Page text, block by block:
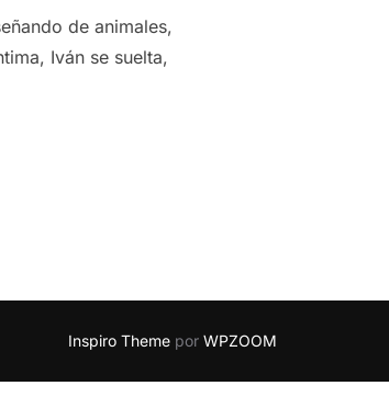
de animales,
Iván se suelta,
(PROFESOR ROSSA) |
Inspiro Theme por WPZOOM